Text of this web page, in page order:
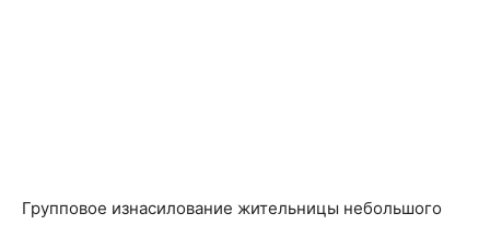
Групповое изнасилование жительницы небольшого